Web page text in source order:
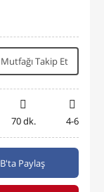
Mutfağı Takip Et
70 dk. 4-6
Paylaş